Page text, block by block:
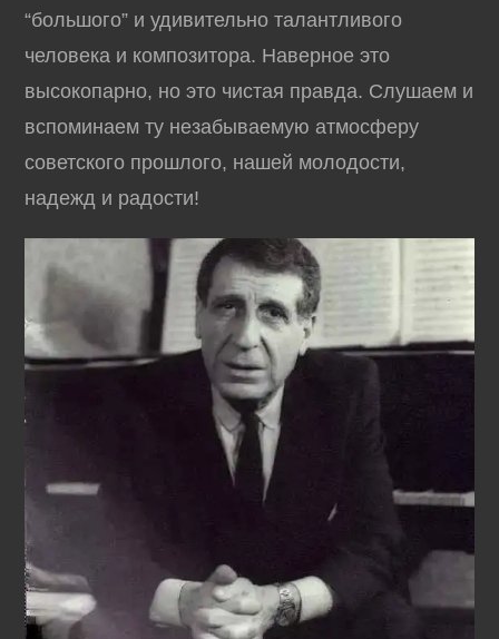
“большого” и удивительно талантливого
человека и композитора. Наверное это
высокопарно, но это чистая правда. Слушаем и
вспоминаем ту незабываемую атмосферу
советского прошлого, нашей молодости,
надежд и радости!